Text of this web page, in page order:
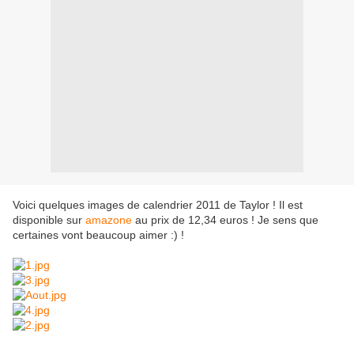
Voici quelques images de calendrier 2011 de Taylor ! Il est
disponible sur amazone au prix de 12,34 euros ! Je sens que
certaines vont beaucoup aimer :) !